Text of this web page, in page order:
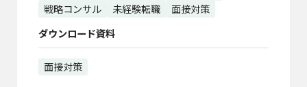
戦略コンサル
未経験転職
面接対策
ダウンロード資料
面接対策